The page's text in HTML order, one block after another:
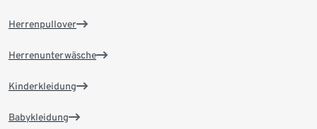
Herrenpullover
Herrenunterwäsche
Kinderkleidung
Babykleidung